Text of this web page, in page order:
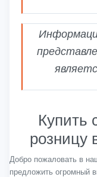
Купить
розницу
Добро пожаловать в
предложить огромный